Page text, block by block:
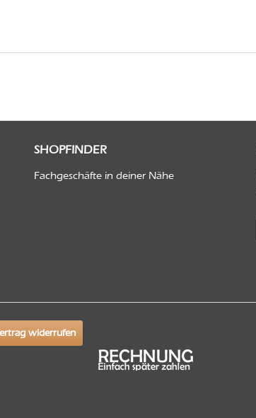
SHOPFINDER
Fachgeschäfte in deiner Nähe
widerrufen